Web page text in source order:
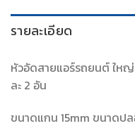
รายละเอียด
หัวอัดสายแอร์รถยนต์ ใหญ่
ละ 2 อัน
ขนาดแกน 15mm ขนาดป